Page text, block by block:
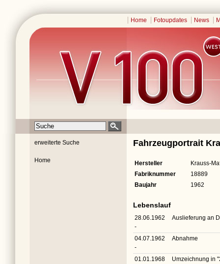
Home Fotoupdates News
erweiterte Suche
Home
Fahrzeugportrait
Hersteller
Krauss-
Fabriknummer
18889
Baujahr
1962
Lebenslauf
28.06.1962
-
Auslieferung an
04.07.1962
-
Abnahme
01.01.1968
Umzeichnung in